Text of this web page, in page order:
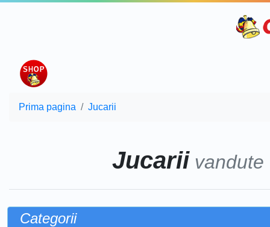
Prima pagina Jucarii
Jucarii
Categorii